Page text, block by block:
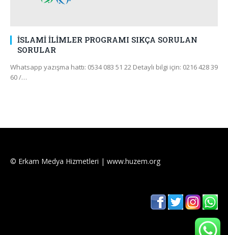
İSLAMİ İLİMLER PROGRAMI SIKÇA SORULAN
SORULAR
Whatsapp yazışma hattı: 0534 083 51 22 Detaylı bilgi için: 0216 428 39
60 /…
© Erkam Medya Hizmetleri | www.huzem.org